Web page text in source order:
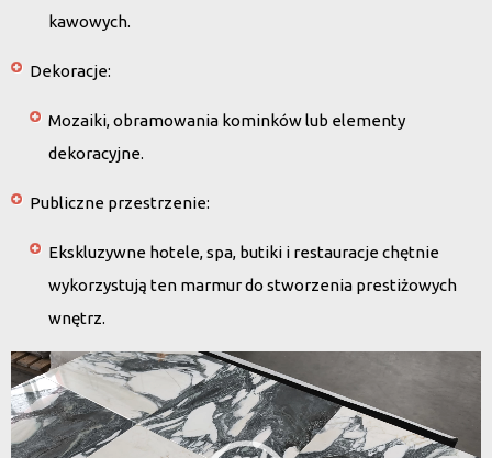
kawowych.
Dekoracje:
Mozaiki, obramowania kominków lub elementy
dekoracyjne.
Publiczne przestrzenie:
Ekskluzywne hotele, spa, butiki i restauracje chętnie
wykorzystują ten marmur do stworzenia prestiżowych
wnętrz.
Odtwarzacz
video